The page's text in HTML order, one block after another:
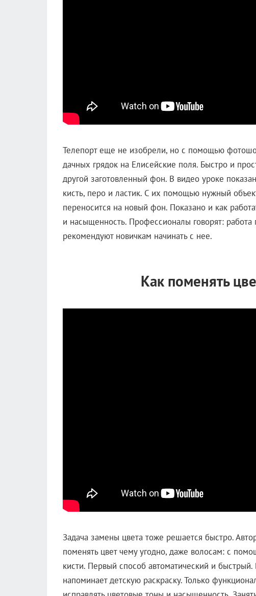
Телепорт еще не изобрели, но с помощью
дачных грядок на Елисейские поля. Быстро и
другой заготовленный фон. В видео уроке
кисть, перо и ластик. С их помощью нужный
переносится на новый фон. Показано и как
и насыщенность. Профессионалы говорят:
рекомендуют новичкам начинать с нее.
Как поменять
Задача замены цвета тоже решается быстро.
поменять цвет чему угодно, даже волосам: с
кисти. Первый способ автоматический и
напоминает детскую раскраску. Только